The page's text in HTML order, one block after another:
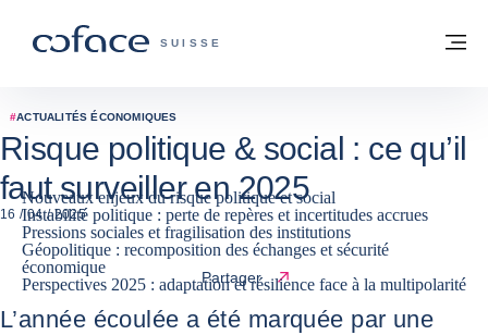
COFACE, FOR TRADE - PAGE
SUISSE
Retour à la page d'accueil
#ACTUALITÉS ÉCONOMIQUES
Risque politique & social : ce qu’il
faut surveiller en 2025
16 / 04 / 2025
Nouveaux enjeux du risque politique et social
Instabilité politique : perte de repères et incertitudes accrues
Pressions sociales et fragilisation des institutions
Géopolitique : recomposition des échanges et sécurité
économique
Perspectives 2025 : adaptation et résilience face à la multipolarité
Partager
L’année écoulée a été marquée par une